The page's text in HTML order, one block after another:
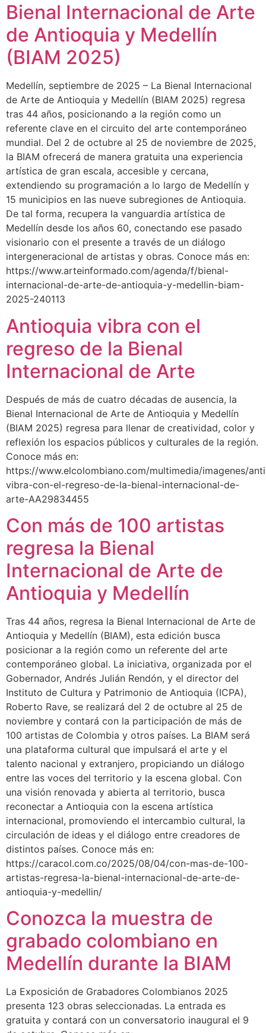
Bienal Internacional de Arte
de Antioquia y Medellín
(BIAM 2025)
Medellín, septiembre de 2025 – La Bienal Internacional
de Arte de Antioquia y Medellín (BIAM 2025) regresa
tras 44 años, posicionando a la región como un
referente clave en el circuito del arte contemporáneo
mundial. Del 2 de octubre al 25 de noviembre de 2025,
la BIAM ofrecerá de manera gratuita una experiencia
artística de gran escala, accesible y cercana,
extendiendo su programación a lo largo de Medellín y
15 municipios en las nueve subregiones de Antioquia.
De tal forma, recupera la vanguardia artística de
Medellín desde los años 60, conectando ese pasado
visionario con el presente a través de un diálogo
intergeneracional de artistas y obras. Conoce más en:
https://www.arteinformado.com/agenda/f/bienal-
internacional-de-arte-de-antioquia-y-medellin-biam-
2025-240113
Antioquia vibra con el
regreso de la Bienal
Internacional de Arte
Después de más de cuatro décadas de ausencia, la
Bienal Internacional de Arte de Antioquia y Medellín
(BIAM 2025) regresa para llenar de creatividad, color y
reflexión los espacios públicos y culturales de la región.
Conoce más en:
https://www.elcolombiano.com/multimedia/imagenes/
vibra-con-el-regreso-de-la-bienal-internacional-de-
arte-AA29834455
Con más de 100 artistas
regresa la Bienal
Internacional de Arte de
Antioquia y Medellín
Tras 44 años, regresa la Bienal Internacional de Arte de
Antioquia y Medellín (BIAM), esta edición busca
posicionar a la región como un referente del arte
contemporáneo global. La iniciativa, organizada por el
Gobernador, Andrés Julián Rendón, y el director del
Instituto de Cultura y Patrimonio de Antioquia (ICPA),
Roberto Rave, se realizará del 2 de octubre al 25 de
noviembre y contará con la participación de más de
100 artistas de Colombia y otros países. La BIAM será
una plataforma cultural que impulsará el arte y el
talento nacional y extranjero, propiciando un diálogo
entre las voces del territorio y la escena global. Con
una visión renovada y abierta al territorio, busca
reconectar a Antioquia con la escena artística
internacional, promoviendo el intercambio cultural, la
circulación de ideas y el diálogo entre creadores de
distintos países. Conoce más en:
https://caracol.com.co/2025/08/04/con-mas-de-100-
artistas-regresa-la-bienal-internacional-de-arte-de-
antioquia-y-medellin/
Conozca la muestra de
grabado colombiano en
Medellín durante la BIAM
La Exposición de Grabadores Colombianos 2025
presenta 123 obras seleccionadas. La entrada es
gratuita y contará con un conversatorio inaugural el 9